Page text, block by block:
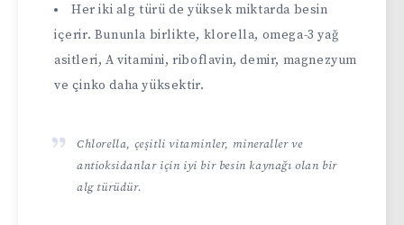
Her iki alg türü de yüksek miktarda besin
içerir. Bununla birlikte, klorella, omega-3 yağ
asitleri, A vitamini, riboflavin, demir, magnezyum
ve çinko daha yüksektir.
Chlorella, çeşitli vitaminler, mineraller ve
antioksidanlar için iyi bir besin kaynağı olan bir
alg türüdür.